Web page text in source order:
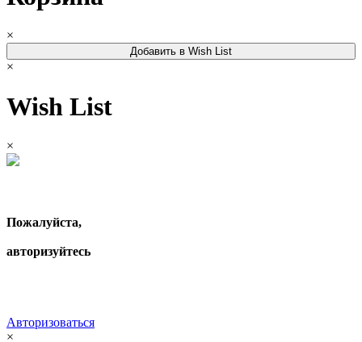
×
Добавить в Wish List
×
Wish List
×
Пожалуйста,
авторизуйтесь
Авторизоваться
×